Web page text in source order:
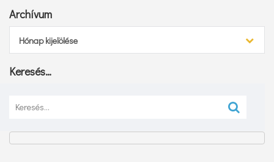
Archívum
Hónap kijelölése
Keresés…
Keresés: